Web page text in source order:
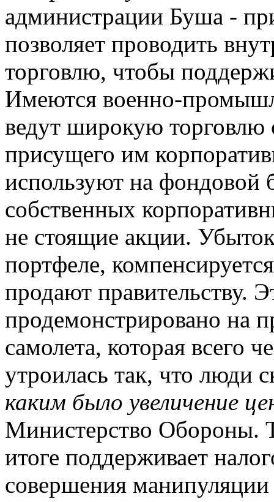
администрации Буша -
позволяет проводить
торговлю, чтобы
Имеются военно-
ведут широкую торговлю
присущего им
используют на фондовой
собственных
не стоящие акции.
портфеле,
продают правительству.
продемонстрировано на
самолета, которая всего
утроилась так, что люди
каким было увеличение
Министерство Обороны.
итоге поддерживает
совершения манипуляции